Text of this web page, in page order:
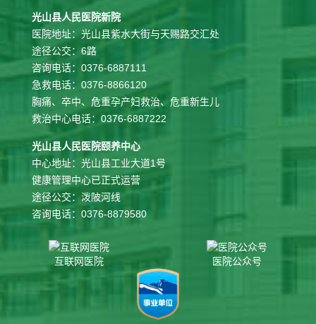
光山县人民医院新院
医院地址：光山县紫水大街与天赐路交汇处
途径公交：6路
咨询电话：0376-6887111
急救电话：0376-8866120
胸痛、卒中、危重孕产妇救治、危重新生儿
救治中心电话：0376-6887222
光山县人民医院颐养中心
中心地址：光山县工业大道1号
健康管理中心已正式运营
途径公交：泼陂河线
咨询电话：0376-8879580
互联网医院 医院公众号